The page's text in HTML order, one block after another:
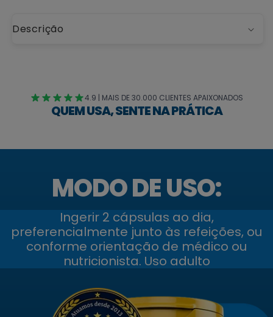
Descrição
4.9 | MAIS DE 30.000 CLIENTES APAIXONADOS
QUEM USA, SENTE NA PRÁTICA
MODO DE USO:
Ingerir 2 cápsulas ao dia,
preferencialmente junto às refeições, ou
conforme orientação de médico ou
nutricionista. Uso adulto